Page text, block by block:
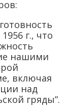
г., что
нашими
включая
над
гряды”.